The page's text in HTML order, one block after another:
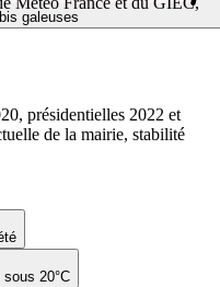
galeuses
20°C
présidentielles 2022 et
de la mairie, stabilité